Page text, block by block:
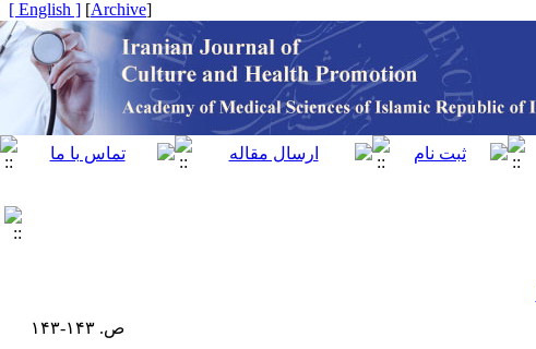
[
Archive
]
[ English ]
ص. ۱۴۳-۱۴۳